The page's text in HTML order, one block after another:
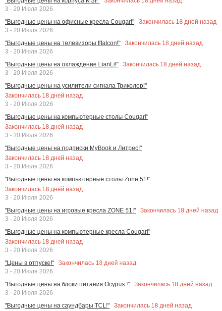
3 - 20 Июля 2026
"Выгодные цены на офисные кресла Cougar!"
Закончилась 18 дней назад
3 - 20 Июля 2026
"Выгодные цены на телевизоры Iffalcon!"
Закончилась 18 дней назад
3 - 20 Июля 2026
"Выгодные цены на охлаждение LianLi!"
Закончилась 18 дней назад
3 - 20 Июля 2026
"Выгодные цены на усилители сигнала Триколор!"
Закончилась 18 дней назад
3 - 20 Июля 2026
"Выгодные цены на компьютерные столы Cougar!"
Закончилась 18 дней назад
3 - 20 Июля 2026
"Выгодные цены на подписки MyBook и Литрес!"
Закончилась 18 дней назад
3 - 20 Июля 2026
"Выгодные цены на компьютерные столы Zone 51!"
Закончилась 18 дней назад
3 - 20 Июля 2026
"Выгодные цены на игровые кресла ZONE 51!"
Закончилась 18 дней назад
3 - 20 Июля 2026
"Выгодные цены на компьютерные кресла Cougar!"
Закончилась 18 дней назад
3 - 20 Июля 2026
"Цены в отпуске!"
Закончилась 18 дней назад
3 - 20 Июля 2026
"Выгодные цены на блоки питания Ocypus !"
Закончилась 18 дней назад
3 - 20 Июля 2026
"Выгодные цены на саундбары TCL!"
Закончилась 18 дней назад